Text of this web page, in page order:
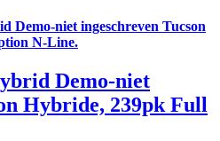
Demo-niet ingeschreven Tucson
N-Line.
Demo-niet
Hybride, 239pk Full